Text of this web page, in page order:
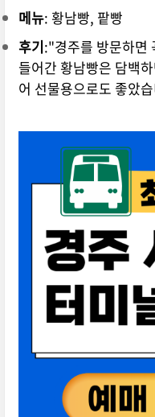
메뉴: 황남빵, 팥빵
후기:"경주를 방문하면
들어간 황남빵은 담백
어 선물용으로도 좋았